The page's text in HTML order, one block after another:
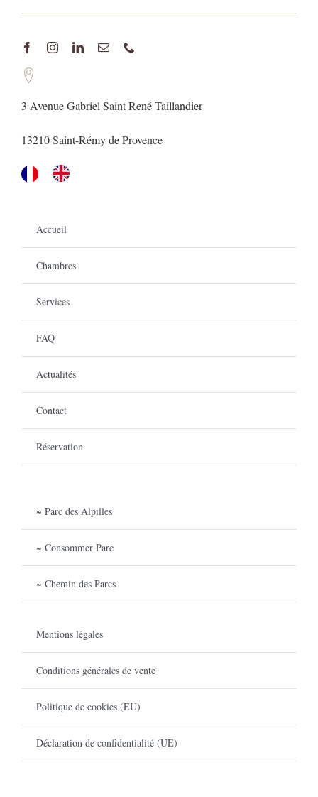
3 Avenue Gabriel Saint René Taillandier
13210 Saint-Rémy de Provence
Accueil
Chambres
Services
FAQ
Actualités
Contact
Réservation
~ Parc des Alpilles
~ Consommer Parc
~ Chemin des Parcs
Mentions légales
Conditions générales de vente
Politique de cookies (EU)
Déclaration de confidentialité (UE)